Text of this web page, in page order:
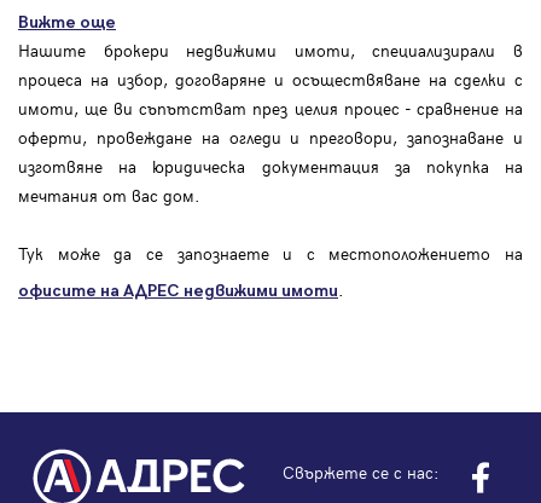
Вижте още
Нашите брокери недвижими имоти, специализирали в
процеса на избор, договаряне и осъществяване на сделки с
имоти, ще ви съпътстват през целия процес - сравнение на
оферти, провеждане на огледи и преговори, запознаване и
изготвяне на юридическа документация за покупка на
мечтания от вас дом.
Тук може да се запознаете и с местоположението на
офисите на АДРЕС недвижими имоти.
Свържете се с нас: